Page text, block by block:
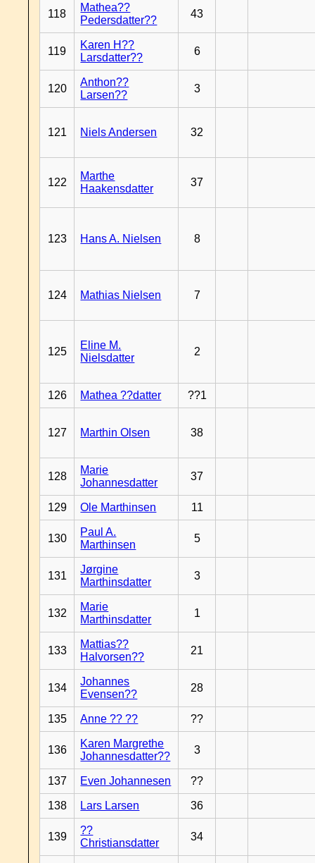
118
Mathea??
Pedersdatter??
43
119
Karen H??
Larsdatter??
6
120
Anthon??
Larsen??
3
121 Niels Andersen 32
122
Marthe
Haakensdatter
37
123 Hans A. Nielsen 8
124 Mathias Nielsen 7
125
Eline M.
Nielsdatter
2
126 Mathea ??datter ??1
127 Marthin Olsen 38
128
Marie
Johannesdatter
37
129 Ole Marthinsen 11
130
Paul A.
Marthinsen
5
131
Jørgine
Marthinsdatter
3
132
Marie
Marthinsdatter
1
133
Mattias??
Halvorsen??
21
134
Johannes
Evensen??
28
135 Anne ?? ?? ??
136
Karen Margrethe
Johannesdatter??
3
137 Even Johannesen ??
138 Lars Larsen 36
139
??
Christiansdatter
34